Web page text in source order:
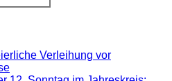
Verleihung vor